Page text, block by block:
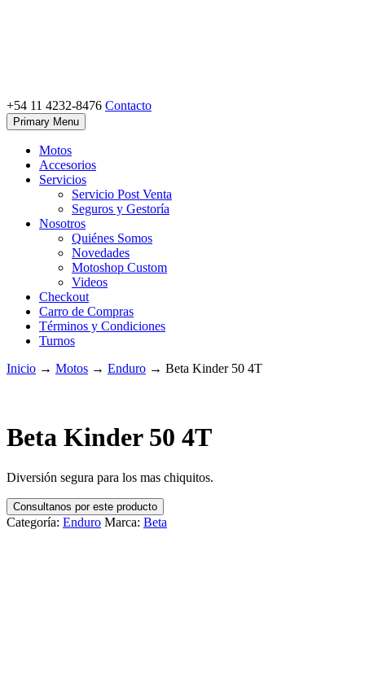
Motoshop Ezeiza
Motos y Accesorios
+54 11 4232-8476 Contacto
Primary Menu
Motos
Accesorios
Servicios
Servicio Post Venta
Seguros y Gestoría
Nosotros
Quiénes Somos
Novedades
Motoshop Custom
Videos
Checkout
Carro de Compras
Términos y Condiciones
Turnos
Inicio → Motos → Enduro → Beta Kinder 50 4T
Beta Kinder 50 4T
Diversión segura para los mas chiquitos.
Consultanos por este producto
Categoría: Enduro Marca: Beta